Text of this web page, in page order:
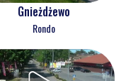
Gnieżdżewo
Rondo